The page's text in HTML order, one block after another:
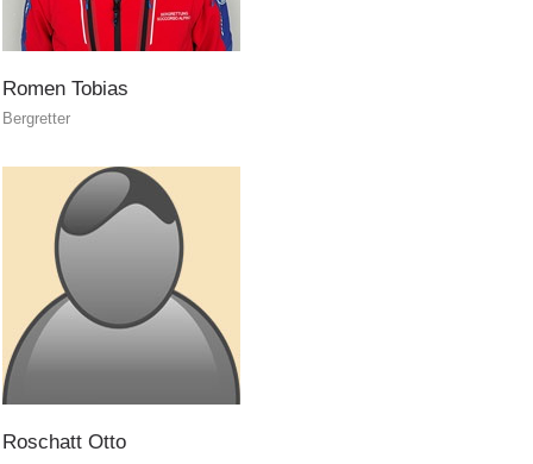
INTERREG
Romen Tobias
Bergretter
Roschatt Otto